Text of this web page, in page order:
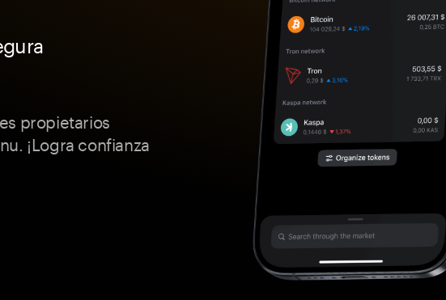
propietarios
¡Logra confianza